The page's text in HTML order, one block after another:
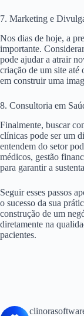
7. Marketing e
Nos dias de hoje, a
importante.
pode ajudar a atrair
criação de um site até
em construir uma
8. Consultoria em
Finalmente, buscar
clínicas pode ser um
entendem do setor
médicos, gestão
para garantir a
Seguir esses passos
o sucesso da sua
construção de um
diretamente na
pacientes.